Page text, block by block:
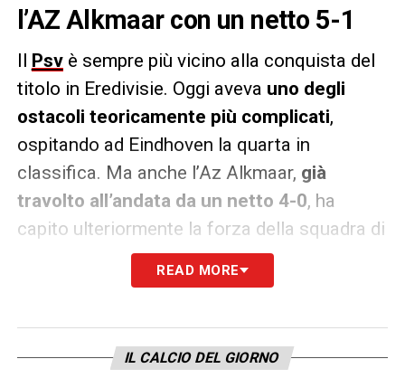
l’AZ Alkmaar con un netto 5-1
Il Psvè sempre più vicino alla conquista del
titolo in Eredivisie. Oggi aveva uno degli
ostacoli teoricamente più complicati,
ospitando ad Eindhoven la quarta in
classifica. Ma anche l’Az Alkmaar, già
travolto all’andata da un netto 4-0, ha
capito ulteriormente la forza della squadra di
iniziale spavento per un palo colpito da
Pavilidis, la squadra di casa ha colpito con
READ MORE
IL CALCIO DEL GIORNO